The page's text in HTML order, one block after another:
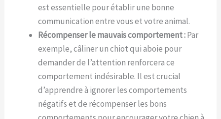
est essentielle pour établir une bonne
communication entre vous et votre animal.
Récompenser le mauvais comportement :Par
exemple, câliner un chiot qui aboie pour
demander de l’attention renforcera ce
comportement indésirable. Il est crucial
d’apprendre à ignorer les comportements
négatifs et de récompenser les bons